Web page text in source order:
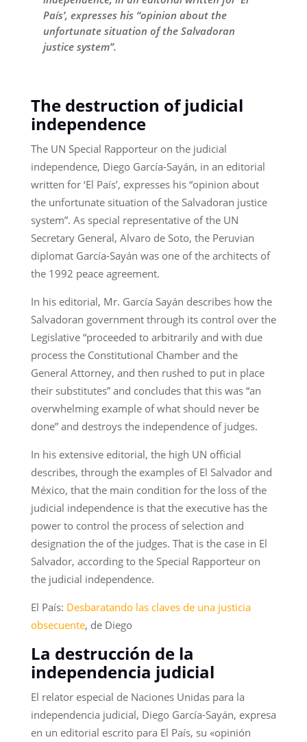
País’, expresses his “opinion about the
unfortunate situation of the Salvadoran
justice system”.
The destruction of judicial
independence
The UN Special Rapporteur on the judicial
independence, Diego García-Sayán, in an editorial
written for ‘El País’, expresses his “opinion about
the unfortunate situation of the Salvadoran justice
system”. As special representative of the UN
Secretary General, Alvaro de Soto, the Peruvian
diplomat García-Sayán was one of the architects of
the 1992 peace agreement.
In his editorial, Mr. García Sayán describes how the
Salvadoran government through its control over the
Legislative “proceeded to arbitrarily and with due
process the Constitutional Chamber and the
General Attorney, and then rushed to put in place
their substitutes” and concludes that this was “an
overwhelming example of what should never be
done” and destroys the independence of judges.
In his extensive editorial, the high UN official
describes, through the examples of El Salvador and
México, that the main condition for the loss of the
judicial independence is that the executive has the
power to control the process of selection and
designation the of the judges. That is the case in El
Salvador, according to the Special Rapporteur on
the judicial independence.
El País: Desbaratando las claves de una justicia
obsecuente, de Diego
La destrucción de la
independencia judicial
El relator especial de Naciones Unidas para la
independencia judicial, Diego García-Sayán, expresa
en un editorial escrito para El País, su «opinión